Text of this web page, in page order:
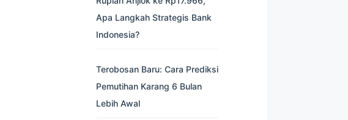
Apa Langkah Strategis Bank
Indonesia?
Terobosan Baru: Cara Prediksi
Pemutihan Karang 6 Bulan
Lebih Awal